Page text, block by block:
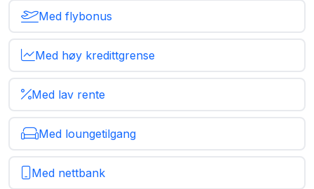
Med flybonus
Med høy kredittgrense
Med lav rente
Med loungetilgang
Med nettbank